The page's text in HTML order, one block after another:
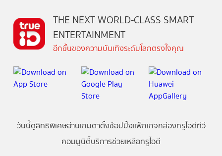
THE NEXT WORLD-CLASS SMART
ENTERTAINMENT
อีกขั้นของความบันเทิงระดับโลกตรงใจคุณ
วันนี้ดูสิทธิพิเศษอ่านเกมตาตั้งช้อปปิ้งแพ็กเกจกล่องทรูไอดีทีวี
คอมมูนิตี้บริการช่วยเหลือทรูไอดี